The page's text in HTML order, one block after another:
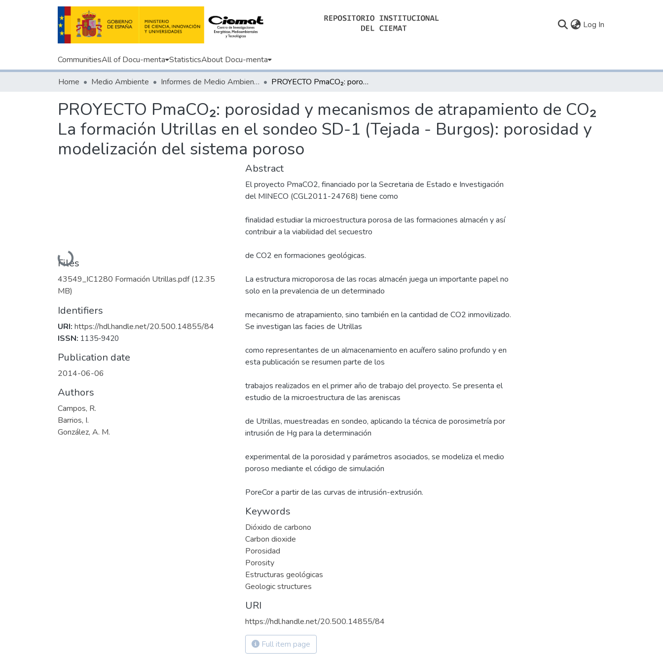
Log In
CommunitiesAll of Docu-menta StatisticsAbout Docu-menta
Home Medio Ambiente Informes de Medio Ambiente PROYECTO PmaCO₂: porosidad y mecanismos de atrapamiento de CO₂ La formación Utrillas en el sondeo SD-1 (Tejada - Burgos): porosidad y modelización del sistema poroso
PROYECTO PmaCO₂: porosidad y mecanismos de atrapamiento de CO₂
La formación Utrillas en el sondeo SD-1 (Tejada - Burgos): porosidad y
modelización del sistema poroso
Loading...
Files
43549_IC1280 Formación Utrillas.pdf(12.35
MB)
Identifiers
URI: https://hdl.handle.net/20.500.14855/84
ISSN: 1135-9420
Publication date
2014-06-06
Authors
Campos, R.
Barrios, I.
González, A. M.
Abstract
El proyecto PmaCO2, financiado por la Secretaria de Estado e Investigación
del MINECO (CGL2011-24768) tiene como
finalidad estudiar la microestructura porosa de las formaciones almacén y así
contribuir a la viabilidad del secuestro
de CO2 en formaciones geológicas.
La estructura microporosa de las rocas almacén juega un importante papel no
solo en la prevalencia de un determinado
mecanismo de atrapamiento, sino también en la cantidad de CO2 inmovilizado.
Se investigan las facies de Utrillas
como representantes de un almacenamiento en acuífero salino profundo y en
esta publicación se resumen parte de los
trabajos realizados en el primer año de trabajo del proyecto. Se presenta el
estudio de la microestructura de las areniscas
de Utrillas, muestreadas en sondeo, aplicando la técnica de porosimetría por
intrusión de Hg para la determinación
experimental de la porosidad y parámetros asociados, se modeliza el medio
poroso mediante el código de simulación
PoreCor a partir de las curvas de intrusión-extrusión.
Keywords
Dióxido de carbono
Carbon dioxide
Porosidad
Porosity
Estructuras geológicas
Geologic structures
URI
https://hdl.handle.net/20.500.14855/84
Full item page